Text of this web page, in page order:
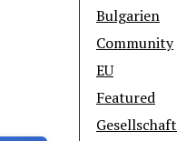
Bulgarien
Community
EU
Featured
Gesellschaft